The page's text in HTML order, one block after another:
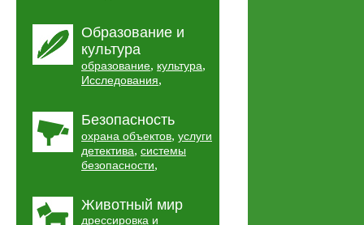
Образование и
культура
образование, культура,
Исследования,
Безопасность
охрана объектов, услуги
детектива, системы
безопасности,
Животный мир
дрессировка и